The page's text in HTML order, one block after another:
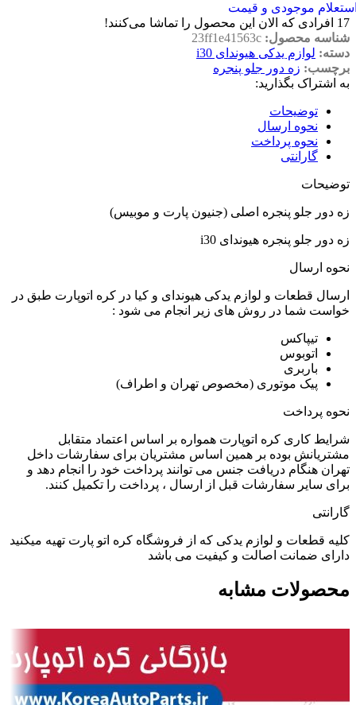
موجودی و قیمت
17 افرادی که الان این محصول را تماشا می‌کنند!
شناسه محصول: 23ff1e41563c
دسته: لوازم یدکی هیوندای i30
برچسب: زه دور جلو پنجره
به اشتراک بگذارید:
توضیحات
نحوه ارسال
نحوه پرداخت
گارانتی
توضیحات
زه دور جلو پنجره اصلی (جنیون پارت و موبیس)
زه دور جلو پنجره هیوندای i30
نحوه ارسال
ارسال قطعات و لوازم یدکی هیوندای و کیا در کره اتوپارت طبق در
خواست شما در روش های زیر انجام می شود :
تیپاکس
اتوبوس
باربری
پیک موتوری (مخصوص تهران و اطراف)
نحوه پرداخت
شرایط کاری کره اتوپارت همواره بر اساس اعتماد متقابل
مشتریانش بوده بر همین اساس مشتریان برای سفارشات داخل
تهران هنگام دریافت جنس می توانند پرداخت خود را انجام دهد و
برای سایر سفارشات قبل از ارسال ، پرداخت را تکمیل کنند.
گارانتی
کلیه قطعات و لوازم یدکی که از فروشگاه کره اتو پارت تهیه میکنید
دارای ضمانت اصالت و کیفیت می باشد
محصولات مشابه